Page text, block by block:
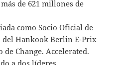
de 621 millones de
como Socio Oficial de
del Hankook Berlin E-Prix
de Change. Accelerated.